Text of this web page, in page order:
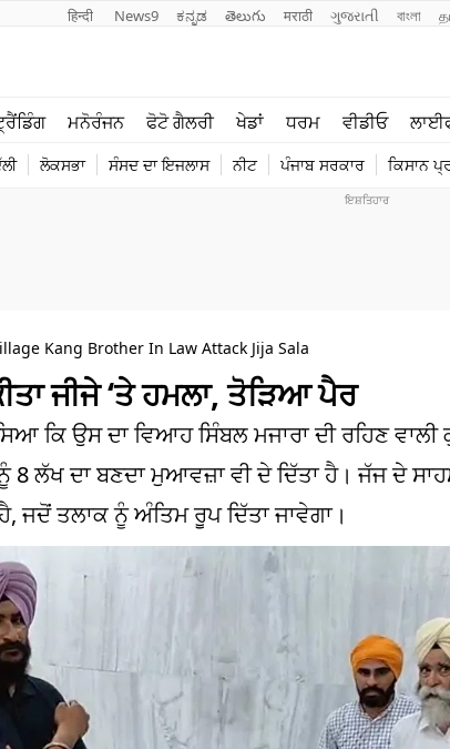
हिन्दी News9 ಕನ್ನಡ తెలుగు मराठी ગુજરાતી বাংলা
ਮਨੋਰੰਜਨ ਫੋਟੋ ਗੈਲਰੀ ਖੇਡਾਂ ਧਰਮ ਵੀਡੀਓ
ਲੋਕਸਭਾ ਸੰਸਦ ਦਾ ਇਜਲਾਸ ਨੀਟ ਪੰਜਾਬ ਸਰਕਾਰ ਕਿਸਾਨ
ਪੰਜਾਬ
Kang Brother In Law Attack Jija Sala
ਜੀਜੇ ‘ਤੇ ਹਮਲਾ, ਤੋੜਿਆ ਪੈਰ
ਕਿ ਉਸ ਦਾ ਵਿਆਹ ਸਿੰਬਲ ਮਜਾਰਾ ਦੀ ਰਹਿਣ
8 ਲੱਖ ਦਾ ਬਣਦਾ ਮੁਆਵਜ਼ਾ ਵੀ ਦੇ ਦਿੱਤਾ ਹੈ। ਜੱਜ ਦੇ
ਜਦੋਂ ਤਲਾਕ ਨੂੰ ਅੰਤਿਮ ਰੂਪ ਦਿੱਤਾ ਜਾਵੇਗਾ।